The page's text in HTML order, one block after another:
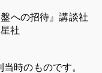
への招待』講談社
社
当時のものです。